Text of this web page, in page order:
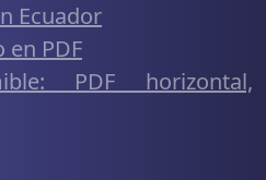
Ecuador
en PDF
PDF horizontal,